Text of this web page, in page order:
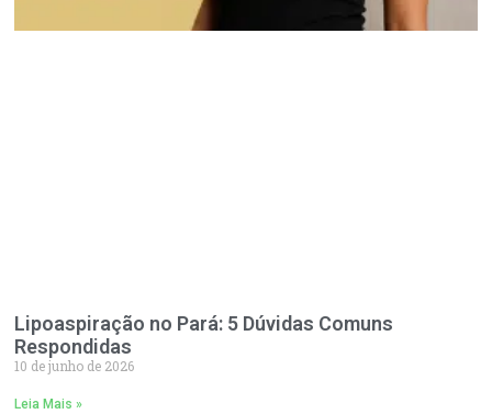
Lipoaspiração no Pará: 5 Dúvidas Comuns
Respondidas
10 de junho de 2026
Leia Mais »